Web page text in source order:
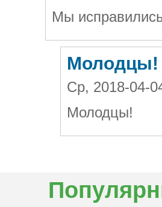
Мы
Молодцы!
Ср, 2018-04-
Молодцы!